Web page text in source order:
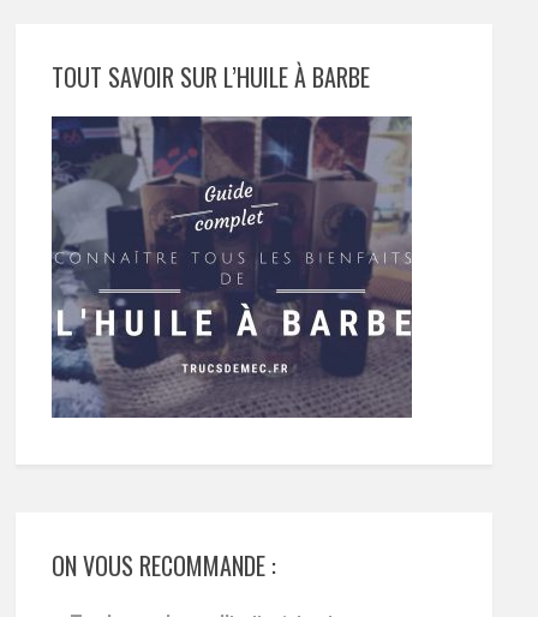
TOUT SAVOIR SUR L’HUILE À BARBE
ON VOUS RECOMMANDE :